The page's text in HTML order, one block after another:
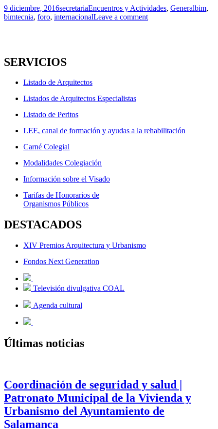
Publicado
el
9 diciembre, 2016Autor
secretariaCategorías
Encuentros y Actividades, Generalbim,
bimtecnia, foro, internacionalLeave a comment
SERVICIOS
Listado de Arquitectos
Listados de Arquitectos Especialistas
Listado de Peritos
LEE, canal de formación y ayudas a la rehabilitación
Carné Colegial
Modalidades Colegiación
Información sobre el Visado
Tarifas de Honorarios de
Organismos Públicos
DESTACADOS
XIV Premios Arquitectura y Urbanismo
Fondos Next Generation
Televisión divulgativa COAL
Agenda cultural
Últimas noticias
Coordinación de seguridad y salud |
Patronato Municipal de la Vivienda y
Urbanismo del Ayuntamiento de
Salamanca